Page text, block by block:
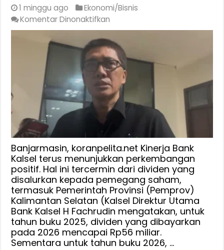
1 minggu ago
Ekonomi/Bisnis
Komentar Dinonaktifkan
Bank
Kalsel
Setor
Dividen
Rp
56
Miliar
ke
Kalsel,2027
Dividen
Ditarget
Naik
Rp61
Miliar
Banjarmasin, koranpelita.net Kinerja Bank
Kalsel terus menunjukkan perkembangan
positif. Hal ini tercermin dari dividen yang
disalurkan kepada pemegang saham,
termasuk Pemerintah Provinsi (Pemprov)
Kalimantan Selatan (Kalsel Direktur Utama
Bank Kalsel H Fachrudin mengatakan, untuk
tahun buku 2025, dividen yang dibayarkan
pada 2026 mencapai Rp56 miliar.
Sementara untuk tahun buku 2026, …